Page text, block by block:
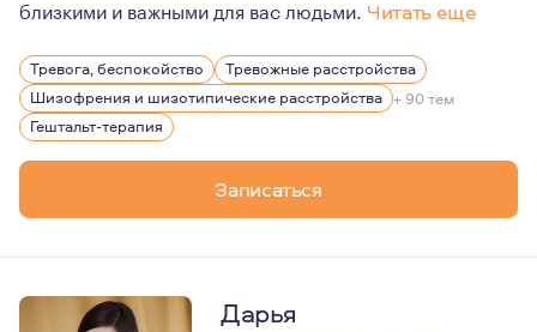
близкими и важными для вас людьми. Читать еще
На личном опыте прохождения терапии могу сказать:
Именно этому я предлагаю вам научиться в терапии со
Тревога, беспокойство
Тревожные расстройства
Шизофрения и шизотипические расстройства + 90 тем
Гештальт-терапия
Записаться
Дарья